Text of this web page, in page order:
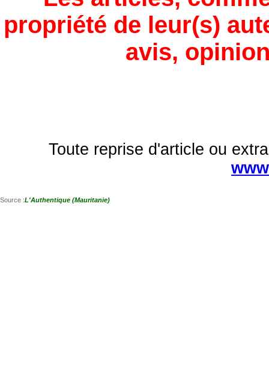
propriété de leur(s)
avis,
Toute reprise d'article ou
Source :L'Authentique (Mauritanie)